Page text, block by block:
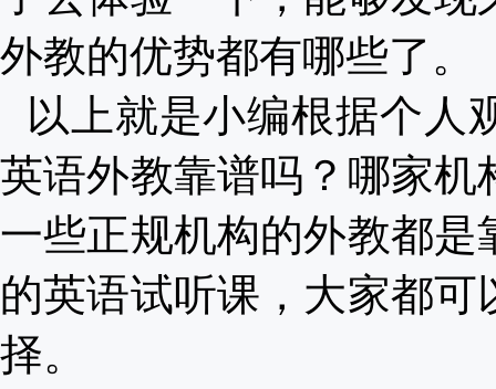
外教的优势都有哪些了。
以上就是小编根据个人
英语外教靠谱吗？哪家
一些正规机构的外教都
的英语试听课，大家都
择。